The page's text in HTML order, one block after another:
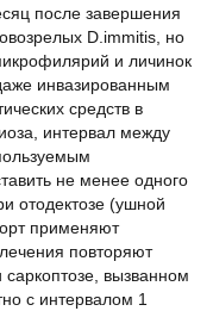
после завершения
D.immitis, но
и личинок
инвазированным
средств в
интервал между
не менее одного
отодектозе (ушной
применяют
повторяют
вызванном
с интервалом 1